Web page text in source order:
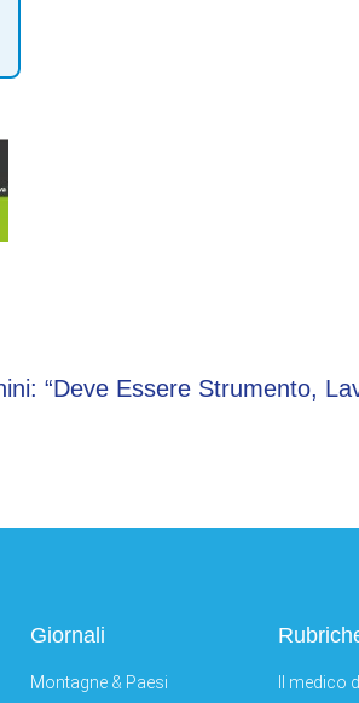
Giornali
Montagne & Paesi
Il medico